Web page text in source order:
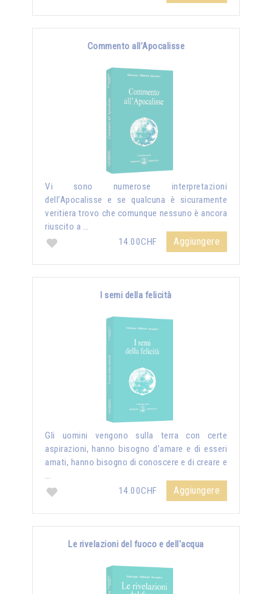
Commento all’Apocalisse
Vi sono numerose interpretazioni
dell’Apocalisse e se qualcuna è sicuramente
veritiera trovo che comunque nessuno è ancora
riuscito a …
14.00CHF
Aggiungere
I semi della felicità
Gli uomini vengono sulla terra con certe
aspirazioni, hanno bisogno d’amare e di esseri
amati, hanno bisogno di conoscere e di creare e
…
14.00CHF
Aggiungere
Le rivelazioni del fuoco e dell'acqua